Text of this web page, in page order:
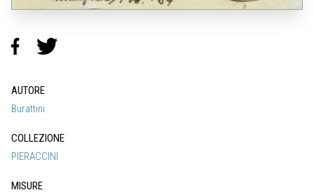
AUTORE
Burattini
COLLEZIONE
PIERACCINI
MISURE